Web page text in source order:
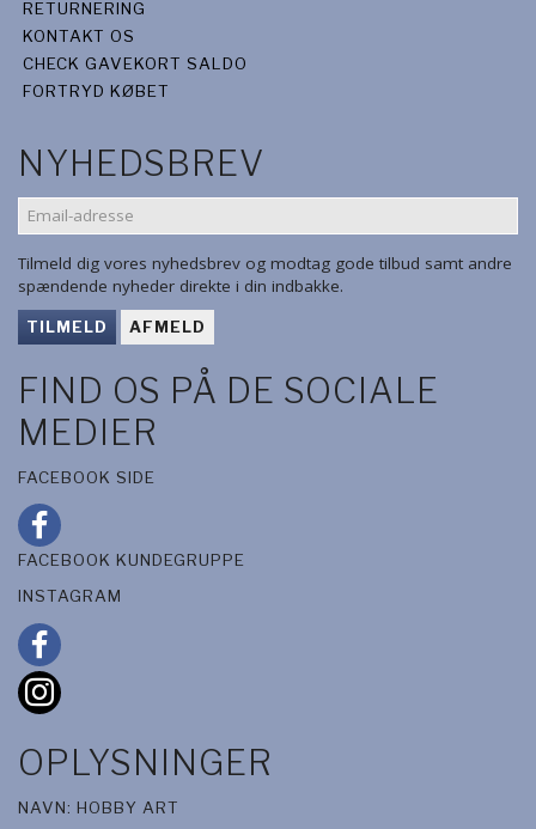
RETURNERING
KONTAKT OS
CHECK GAVEKORT SALDO
FORTRYD KØBET
NYHEDSBREV
EMAIL-
ADRESSE
Tilmeld dig vores nyhedsbrev og modtag gode tilbud samt andre
spændende nyheder direkte i din indbakke.
TILMELD AFMELD
FIND OS PÅ DE SOCIALE
MEDIER
FACEBOOK SIDE
FACEBOOK KUNDEGRUPPE
INSTAGRAM
OPLYSNINGER
NAVN: HOBBY ART